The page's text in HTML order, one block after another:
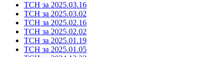
ТСН за 2025.03.16
ТСН за 2025.03.02
ТСН за 2025.02.16
ТСН за 2025.02.02
ТСН за 2025.01.19
ТСН за 2025.01.05